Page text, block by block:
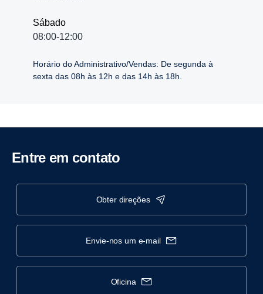
Sábado
08:00-12:00
Horário do Administrativo/Vendas: De segunda à
sexta das 08h às 12h e das 14h às 18h.
Entre em contato
obter direções
envie-nos um e-mail
oficina